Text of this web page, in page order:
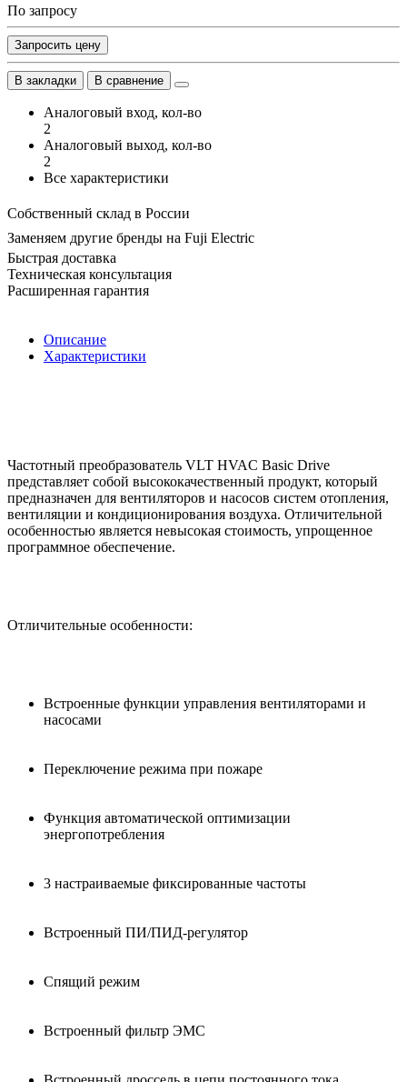
По запросу
Запросить цену
В закладки В сравнение
Аналоговый вход, кол-во
2
Аналоговый выход, кол-во
2
Все характеристики
Собственный склад в России
Заменяем другие бренды на Fuji Electric
Быстрая доставка
Техническая консультация
Расширенная гарантия
Описание
Характеристики
Частотный преобразователь VLT HVAC Basic Drive
представляет собой высококачественный продукт, который
предназначен для вентиляторов и насосов систем отопления,
вентиляции и кондиционирования воздуха. Отличительной
особенностью является невысокая стоимость, упрощенное
программное обеспечение.
Отличительные особенности:
Встроенные функции управления вентиляторами и
насосами
Переключение режима при пожаре
Функция автоматической оптимизации
энергопотребления
3 настраиваемые фиксированные частоты
Встроенный ПИ/ПИД-регулятор
Спящий режим
Встроенный фильтр ЭМС